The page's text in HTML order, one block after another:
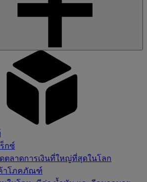
กซ์
ดตลาดการเงินที่ใหญ่ที่สุดในโลก
าโภคภัณฑ์